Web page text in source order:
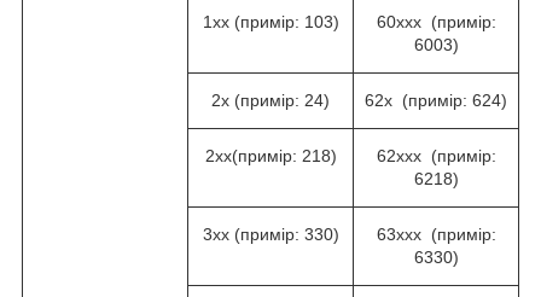
1хх (примір: 103)
60ххх (примір:
6003)
2х (примір: 24) 62х (примір: 624)
2хх(примір: 218)
62ххх (примір:
6218)
3хх (примір: 330)
63ххх (примір:
6330)